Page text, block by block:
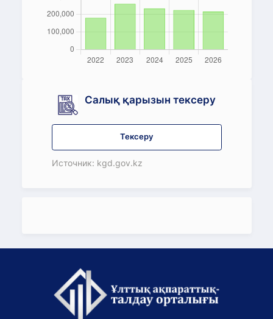
Салық қарызын тексеру
Тексеру
Источник: kgd.gov.kz